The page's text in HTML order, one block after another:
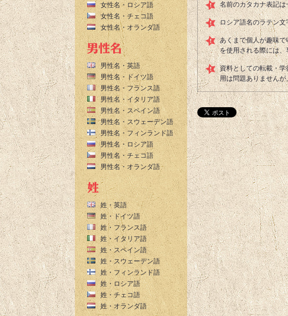
名前のカタカナ表記
ロシア語名のラテン
あくまで個人が趣味
を使用される際には
資料としての転載・
用は問題ありません
女性名・ロシア語
女性名・チェコ語
女性名・オランダ語
男性名・英語
男性名・ドイツ語
男性名・フランス語
男性名・イタリア語
男性名・スペイン語
男性名・スウェーデン語
男性名・フィンランド語
男性名・ロシア語
男性名・チェコ語
男性名・オランダ語
姓・英語
姓・ドイツ語
姓・フランス語
姓・イタリア語
姓・スペイン語
姓・スウェーデン語
姓・フィンランド語
姓・ロシア語
姓・チェコ語
姓・オランダ語